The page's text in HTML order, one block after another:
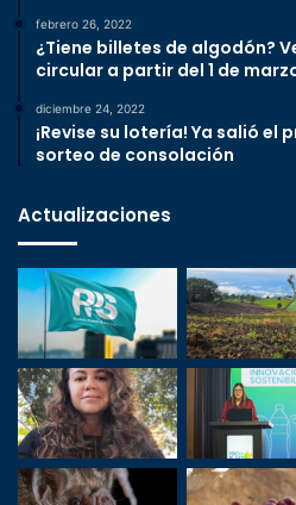
febrero 26, 2022
¿Tiene billetes de algodón?
circular a partir del 1 de
diciembre 24, 2022
¡Revise su lotería! Ya salió el
sorteo de consolación
Actualizaciones